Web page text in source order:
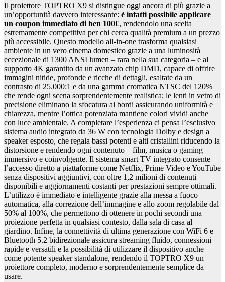
Il proiettore TOPTRO X9 si distingue oggi ancora di più grazie a
un’opportunità davvero interessante: è infatti possibile applicare
un coupon immediato di ben 100€, rendendolo una scelta
estremamente competitiva per chi cerca qualità premium a un prezzo
più accessibile. Questo modello all-in-one trasforma qualsiasi
ambiente in un vero cinema domestico grazie a una luminosità
eccezionale di 1300 ANSI lumen – rara nella sua categoria – e al
supporto 4K garantito da un avanzato chip DMD, capace di offrire
immagini nitide, profonde e ricche di dettagli, esaltate da un
contrasto di 25.000:1 e da una gamma cromatica NTSC del 120%
che rende ogni scena sorprendentemente realistica; le lenti in vetro di
precisione eliminano la sfocatura ai bordi assicurando uniformità e
chiarezza, mentre l’ottica potenziata mantiene colori vividi anche
con luce ambientale. A completare l’esperienza ci pensa l’esclusivo
sistema audio integrato da 36 W con tecnologia Dolby e design a
speaker esposto, che regala bassi potenti e alti cristallini riducendo la
distorsione e rendendo ogni contenuto – film, musica o gaming –
immersivo e coinvolgente. Il sistema smart TV integrato consente
l’accesso diretto a piattaforme come Netflix, Prime Video e YouTube
senza dispositivi aggiuntivi, con oltre 1,2 milioni di contenuti
disponibili e aggiornamenti costanti per prestazioni sempre ottimali.
L’utilizzo è immediato e intelligente grazie alla messa a fuoco
automatica, alla correzione dell’immagine e allo zoom regolabile dal
50% al 100%, che permettono di ottenere in pochi secondi una
proiezione perfetta in qualsiasi contesto, dalla sala di casa al
giardino. Infine, la connettività di ultima generazione con WiFi 6 e
Bluetooth 5.2 bidirezionale assicura streaming fluido, connessioni
rapide e versatili e la possibilità di utilizzare il dispositivo anche
come potente speaker standalone, rendendo il TOPTRO X9 un
proiettore completo, moderno e sorprendentemente semplice da
usare.